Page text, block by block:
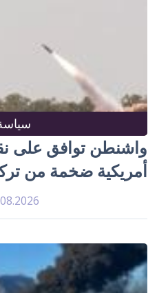
واشنطن توافق على
أمريكية ضخمة من